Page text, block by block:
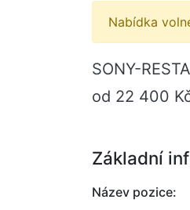
Nabídka
SONY-
od 22 400
Základní
Název pozice: